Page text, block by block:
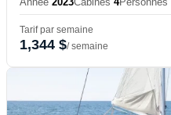
Tarif par semaine
1,344 $/ semaine